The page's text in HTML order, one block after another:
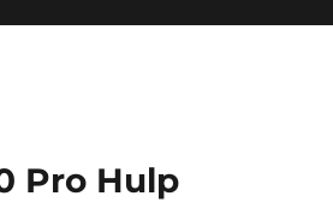
Pro Hulp